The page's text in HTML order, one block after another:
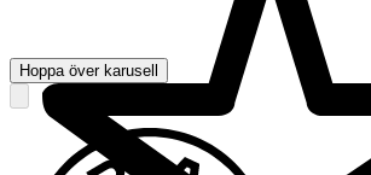
Hoppa över karusell